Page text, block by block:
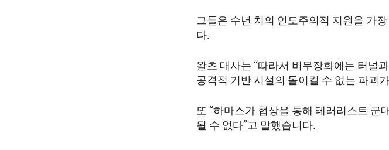
그들은 수년 치의 인도주의적 지원을 가
다.
왈츠 대사는 “따라서 비무장화에는 터널
공격적 기반 시설의 돌이킬 수 없는 파괴
또 “하마스가 협상을 통해 테러리스트 군
될 수 없다”고 말했습니다.